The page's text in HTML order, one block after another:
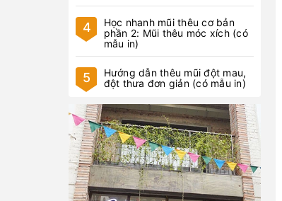
4
Học nhanh mũi thêu cơ bản
phần 2: Mũi thêu móc xích (có
mẫu in)
5
Hướng dẫn thêu mũi đột mau,
đột thưa đơn giản (có mẫu in)